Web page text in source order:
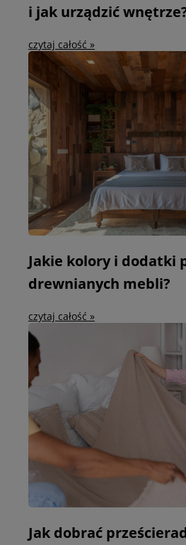
i jak urządzić
czytaj całość »
Jakie kolory i dodatki
drewnianych mebli?
czytaj całość »
Jak dobrać